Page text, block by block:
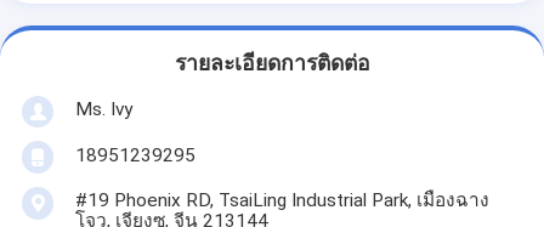
รายละเอียดการติดต่อ
Ms. Ivy
18951239295
#19 Phoenix RD, TsaiLing Industrial Park, เมืองฉาง
โจว, เจียงซู, จีน 213144